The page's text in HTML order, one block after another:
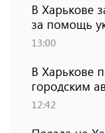
В Харькове
за помощь
13:00
В Харькове
городским
12:42